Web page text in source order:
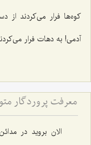
کوه‌ها فرار می‌کردند
آدمی! به دهات فرار
الان بروید در